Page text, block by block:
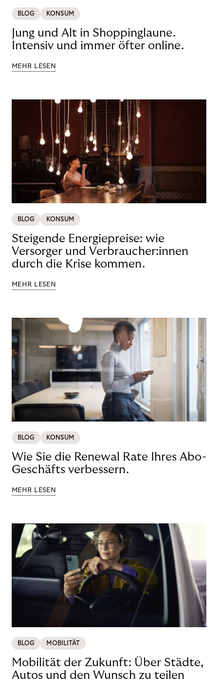
BLOG KONSUM
Jung und Alt in Shoppinglaune.
Intensiv und immer öfter online.
MEHR LESEN
BLOG KONSUM
Steigende Energiepreise: wie
Versorger und Verbraucher:innen
durch die Krise kommen.
MEHR LESEN
BLOG KONSUM
Wie Sie die Renewal Rate Ihres Abo-
Geschäfts verbessern.
MEHR LESEN
BLOG MOBILITÄT
Mobilität der Zukunft: Über Städte,
Autos und den Wunsch zu teilen